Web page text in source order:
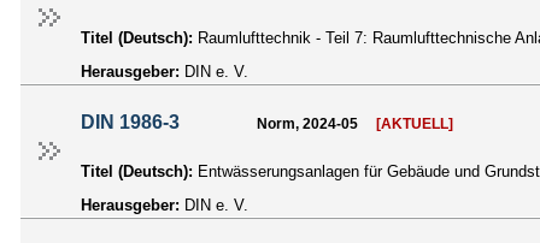
Titel (Deutsch): Raumlufttechnik - Teil 7: Raumlufttechnische
Herausgeber: DIN e. V.
DIN 1986-3 Norm, 2024-05 [AKTUELL]
Titel (Deutsch): Entwässerungsanlagen für Gebäude und
Herausgeber: DIN e. V.